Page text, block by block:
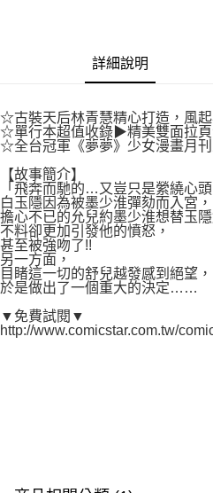
４．使用「AFTEE先享後付」時，將依
５．嚴禁一人註冊多個帳號或使用他人
恩沛科技股份有限公司將有權停止該用
國家/地區配送
詳細說明
☆古裝天后林青慧精心打造，風
☆單行本超值收錄▶精美雙面拉頁
☆全台冠軍《夢夢》少女漫畫月
【故事簡介】
「飛奔而馳的…又豈只是縈繞心頭
白玉隱因為被墨少淮彈劾而入宮，
擔心不已的允兒約墨少淮想替玉隱
不料卻更加引發他的憤怒，
甚至被強吻了!!
另一方面，
目睹這一切的舒兒越發感到絕望，
於是做出了一個重大的決定……
▼免費試閱▼
http://www.comicstar.com.tw/